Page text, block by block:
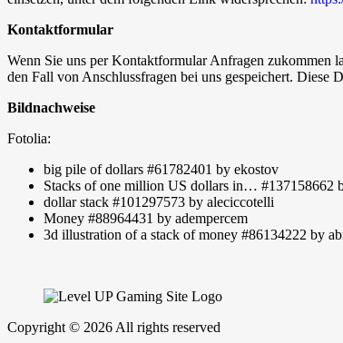
Kontaktformular
Wenn Sie uns per Kontaktformular Anfragen zukommen
den Fall von Anschlussfragen bei uns gespeichert.
Bildnachweise
Fotolia:
big pile of dollars #61782401 by ekostov
Stacks of one million US dollars in… #137158662
dollar stack #101297573 by aleciccotelli
Money #88964431 by adempercem
3d illustration of a stack of money #86134222 by
Copyright © 2026 All rights reserved